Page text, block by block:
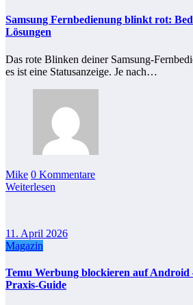
Samsung Fernbedienung blinkt rot:
Lösungen
Das rote Blinken deiner Samsung-
es ist eine Statusanzeige. Je nach…
Mike 0 Kommentare
Weiterlesen
11. April 2026
Magazin
Temu Werbung blockieren auf Android
Praxis‑Guide